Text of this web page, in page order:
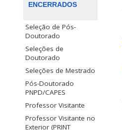
ENCERRADOS
Seleção de Pós-
Doutorado
Seleções de
Doutorado
Seleções de Mestrado
Pós-Doutorado
PNPD/CAPES
Professor Visitante
Professor Visitante no
Exterior (PRINT